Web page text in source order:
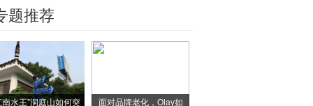
题推荐
南水王”洞庭山如何突 面对品牌老化，Olay如